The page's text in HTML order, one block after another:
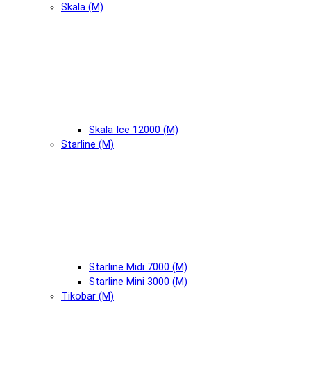
Skala (М)
Skala Ice 12000 (М)
Starline (М)
Starline Midi 7000 (М)
Starline Mini 3000 (М)
Tikobar (М)